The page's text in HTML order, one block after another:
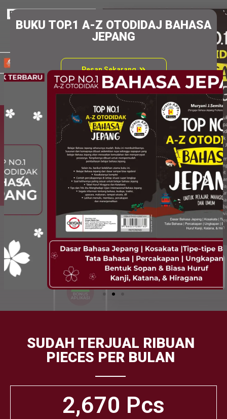
BUKU TOP.1 A-Z OTODIDAJ BAHASA
JEPANG
Pesan Sekarang
SUDAH TERJUAL RIBUAN
PIECES PER BULAN
2,670 Pcs